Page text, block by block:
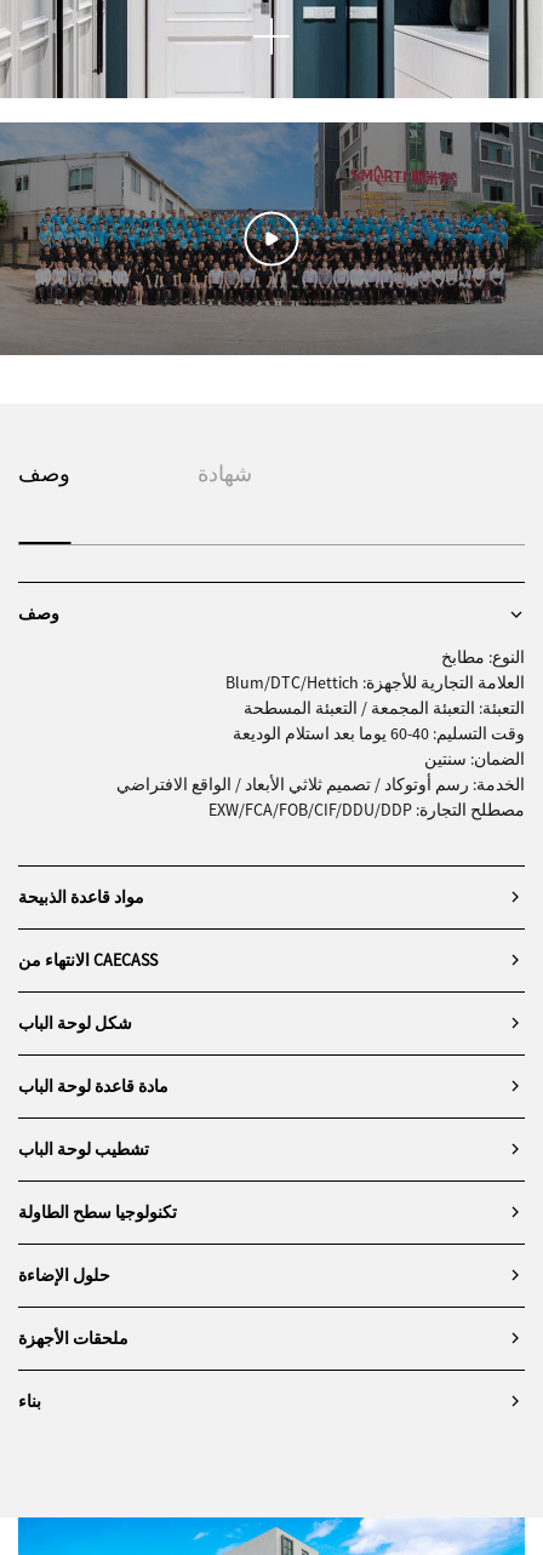
تشكل الجدران البيضاء والأبواب البيضاء والخزائن البيضاء مساحة نقية
ومشرقة، مثل لوحة فنية بسيطة وأنيقة، تنضح بمزاج بسيط وأنيق. كل بقعة
بيضاء تشبه أول شعاع من أشعة الشمس في الصباح، تجلب الدفء والهدوء،
وكأنك في بحر لا نهاية له من السحب. تتميز الخزائن بخطوط بسيطة وأسطح
ناعمة، تكشف عن شعور شديد بالحداثة، والذي يكمل اللون الموحد للجدران
والأبواب. هذا المزيج لا يجعل المساحة تبدو واسعة ومشرقة فحسب، بل يمنح
المنزل أيضًا جوًا منعشًا. تشرق الشمس من خلال النافذة إلى هذا العالم
الأبيض، والضوء والظل الخافت قليلاً يجعل كل زاوية تبدو حية ودافئة. كلما
وصف شهادة
وصف
النوع: مطابخ
العلامة التجارية للأجهزة: Blum/DTC/Hettich
التعبئة: التعبئة المجمعة / التعبئة المسطحة
وقت التسليم: 40-60 يوما بعد استلام الوديعة
الضمان: سنتين
الخدمة: رسم أوتوكاد / تصميم ثلاثي الأبعاد / الواقع الافتراضي
مصطلح التجارة: EXW/FCA/FOB/CIF/DDU/DDP
مواد قاعدة الذبيحة
الانتهاء من CAECASS
شكل لوحة الباب
مادة قاعدة لوحة الباب
تشطيب لوحة الباب
تكنولوجيا سطح الطاولة
حلول الإضاءة
ملحقات الأجهزة
بناء